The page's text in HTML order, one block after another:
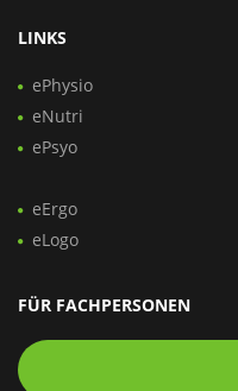
LINKS
ePhysio
eNutri
ePsyo
eErgo
eLogo
FÜR FACHPERSONEN